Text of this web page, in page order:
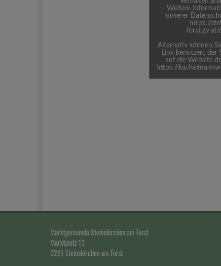
Weitere
unserer
https://
forst.gv.at/
Alternativ können
Link benutzen, der
auf die Website
https://
Marktgemeinde Steinakirchen am Forst
Marktplatz 13
3261 Steinakirchen am Forst